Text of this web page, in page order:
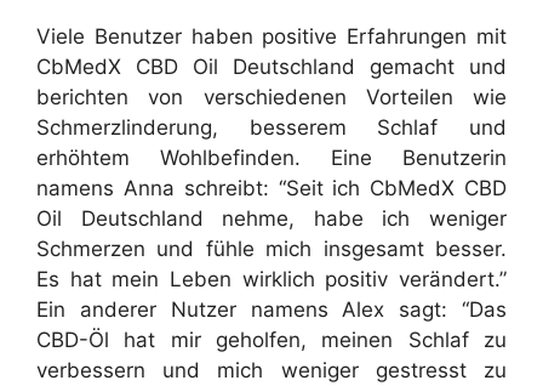
Viele Benutzer haben positive Erfahrungen mit
CbMedX CBD Oil Deutschland gemacht und
berichten von verschiedenen Vorteilen wie
Schmerzlinderung, besserem Schlaf und
erhöhtem Wohlbefinden. Eine Benutzerin
namens Anna schreibt: “Seit ich CbMedX CBD
Oil Deutschland nehme, habe ich weniger
Schmerzen und fühle mich insgesamt besser.
Es hat mein Leben wirklich positiv verändert.”
Ein anderer Nutzer namens Alex sagt: “Das
CBD-Öl hat mir geholfen, meinen Schlaf zu
verbessern und mich weniger gestresst zu